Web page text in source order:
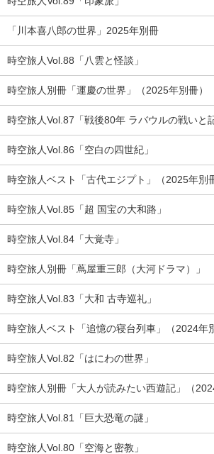
「川本喜八郎の世界」2025年別冊
時空旅人Vol.88「八雲と怪談」
時空旅人別冊「運慶の世界」（2025年別冊）
時空旅人Vol.87「戦後80年 ラバウルの戦いと
時空旅人Vol.86「空白の四世紀」
時空旅人ベスト「古代エジプト」（2025年別
時空旅人Vol.85「超 国宝の大和路」
時空旅人Vol.84「大覚寺」
時空旅人別冊「蔦屋重三郎（大河ドラマ）」
時空旅人Vol.83「大和 古寺巡礼」
時空旅人ベスト「追憶の寝台列車」（2024年
時空旅人Vol.82「はにわの世界」
時空旅人別冊「大人が読みたい西遊記」（
時空旅人Vol.81「巨大恐竜の謎」
時空旅人Vol.80「空海と密教」